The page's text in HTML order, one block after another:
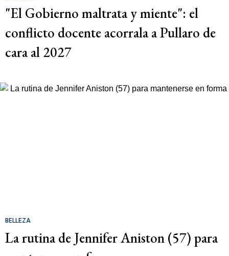
"El Gobierno maltrata y miente": el
conflicto docente acorrala a Pullaro de
cara al 2027
BELLEZA
La rutina de Jennifer Aniston (57) para